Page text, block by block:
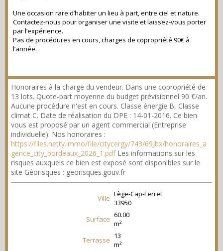
Une occasion rare d’habiter un lieu à part, entre ciel et nature.
Contactez-nous pour organiser une visite et laissez-vous porter
par l’expérience.
Pas de procédures en cours, charges de copropriété 90€ à
l’année.
Honoraires à la charge du vendeur. Dans une copropriété de
13 lots. Quote-part moyenne du budget prévisionnel 90 €/an.
Aucune procédure n'est en cours. Classe énergie B, Classe
climat C. Date de réalisation du DPE : 14-01-2016. Ce bien
vous est proposé par un agent commercial (Entreprise
individuelle). Nos honoraires :
https://files.netty.immo/file/citycergy/743/69Jbx/honoraires_a
gence_city_bordeaux_2026_1.pdfLes informations sur les
risques auxquels ce bien est exposé sont disponibles sur le
site Géorisques : georisques.gouv.fr
Ville Lège-Cap-Ferret
33950
Surface 60.00
m²
Terrasse 13
m²